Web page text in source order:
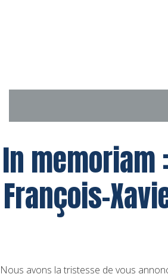
In memoriam
François-
Nous avons la tristesse de vous